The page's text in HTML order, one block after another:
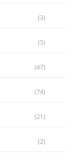
(3)
(5)
(47)
(74)
(21)
(2)